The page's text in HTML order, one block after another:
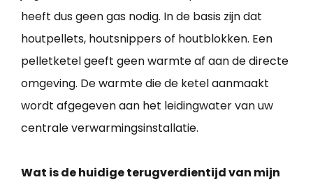
heeft dus geen gas nodig. In de basis zijn dat
houtpellets, houtsnippers of houtblokken. Een
pelletketel geeft geen warmte af aan de directe
omgeving. De warmte die de ketel aanmaakt
wordt afgegeven aan het leidingwater van uw
centrale verwarmingsinstallatie.
Wat is de huidige terugverdientijd van mijn